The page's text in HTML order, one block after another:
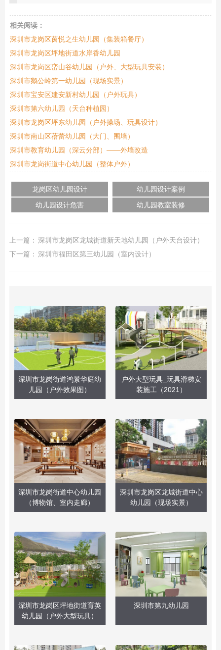
相关阅读：
深圳市龙岗区茵悦之生幼儿园（集装箱餐厅）
深圳市龙岗区坪地街道水岸香幼儿园
深圳市龙岗区峦山谷幼儿园（户外、大型玩具安装）
深圳市鹅公岭第一幼儿园（现场实景）
深圳市宝安区建安新村幼儿园（户外玩具）
深圳市第六幼儿园（天台种植园）
深圳市龙岗区坪东幼儿园（户外操场、玩具设计）
深圳市南山区蓓蕾幼儿园（大门、围墙）
深圳市教育幼儿园（深云分部）——外墙改造
深圳市龙岗街道中心幼儿园（整体户外）
龙岗区幼儿园设计
幼儿园设计案例
幼儿园设计危害
幼儿园教室装修
上一篇： 深圳市龙岗区龙城街道新天地幼儿园（户外天台设计）
下一篇： 深圳市福田区第三幼儿园（室内设计）
深圳市龙岗街道鸿景华庭幼
儿园（户外效果图）
户外大型玩具_玩具滑梯安
装施工（2021）
深圳市龙岗街道中心幼儿园
（博物馆、室内走廊）
深圳市龙岗区龙城街道中心
幼儿园（现场实景）
深圳市龙岗区坪地街道育英
幼儿园（户外大型玩具）
深圳市第九幼儿园